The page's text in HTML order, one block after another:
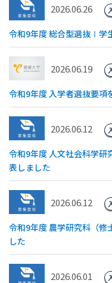
2026.06.26
令和9年度 総合型選抜Ⅰ学
2026.06.19
令和9年度 入学者選抜要項
2026.06.12
令和9年度 人文社会科学研
表しました
2026.06.12
令和9年度 農学研究科（修
した
2026.06.01